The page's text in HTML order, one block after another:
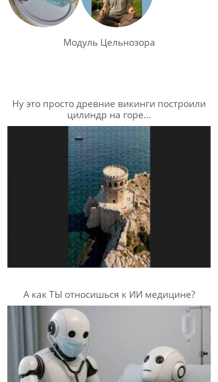
Модуль Цельнозора
Ну это просто древние викинги построили
цилиндр на горе...
А как ТЫ относишься к ИИ медицине?